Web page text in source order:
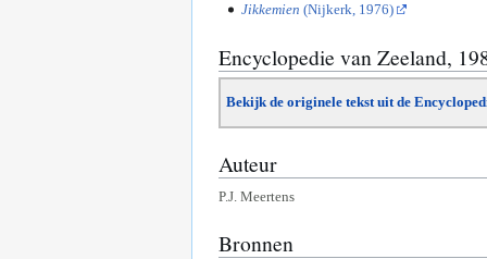
Jikkemien (Nijkerk, 1976)
Encyclopedie van Zeeland,
Bekijk de originele tekst uit de
Auteur
P.J. Meertens
Bronnen